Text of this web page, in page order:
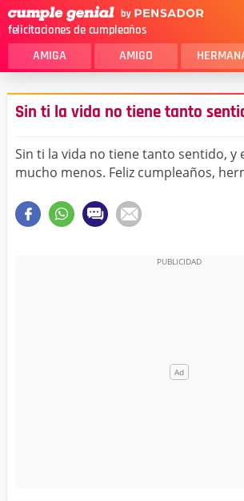
felicitaciones de cumpleaños
AMIGA AMIGO
MAMA
SOBRINA
NOVIA
Sin ti la vida no tiene tanto
Sin ti la vida no tiene tanto sentido, y
mucho menos. Feliz cumpleaños,